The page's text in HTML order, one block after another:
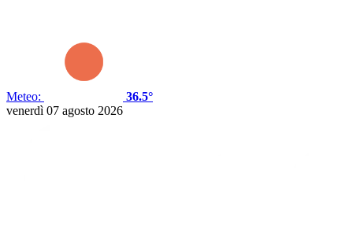
Meteo:
36.5°
venerdì 07 agosto 2026